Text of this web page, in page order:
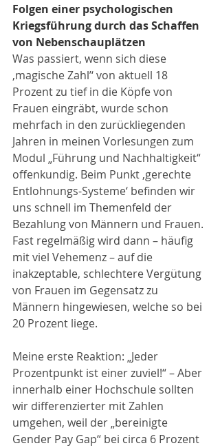
Folgen einer psychologischen
Kriegsführung durch das Schaffen
von Nebenschauplätzen
Was passiert, wenn sich diese
‚magische Zahl’‘ von aktuell 18
Prozent zu tief in die Köpfe von
Frauen eingräbt, wurde schon
mehrfach in den zurückliegenden
Jahren in meinen Vorlesungen zum
Modul „Führung und Nachhaltigkeit“
offenkundig. Beim Punkt ‚gerechte
Entlohnungs-Systeme‘ befinden wir
uns schnell im Themenfeld der
Bezahlung von Männern und Frauen.
Fast regelmäßig wird dann – häufig
mit viel Vehemenz – auf die
inakzeptable, schlechtere Vergütung
von Frauen im Gegensatz zu
Männern hingewiesen, welche so bei
20 Prozent liege.
Meine erste Reaktion: „Jeder
Prozentpunkt ist einer zuviel!“ – Aber
innerhalb einer Hochschule sollten
wir differenzierter mit Zahlen
umgehen, weil der „bereinigte
Gender Pay Gap“ bei circa 6 Prozent